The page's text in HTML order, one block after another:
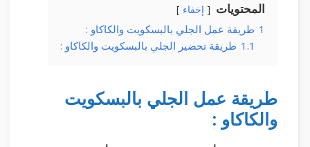
المحتويات إخفاء
1 طريقة عمل الجلي بالبسكويت والكاكاو :
1.1 طريقة تحضير الجلي بالبسكويت والكاكاو :
طريقة عمل الجلي بالبسكويت
والكاكاو :